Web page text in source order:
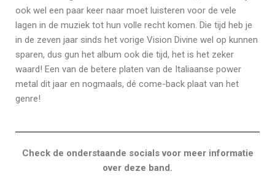
ook wel een paar keer naar moet luisteren voor de vele
lagen in de muziek tot hun volle recht komen. Die tijd heb je
in de zeven jaar sinds het vorige Vision Divine wel op kunnen
sparen, dus gun het album ook die tijd, het is het zeker
waard! Een van de betere platen van de Italiaanse power
metal dit jaar en nogmaals, dé come-back plaat van het
genre!
Check de onderstaande socials voor meer informatie
over deze band.